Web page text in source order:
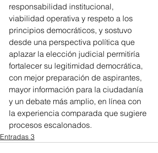
responsabilidad institucional,
viabilidad operativa y respeto a los
principios democráticos, y sostuvo
desde una perspectiva política que
aplazar la elección judicial permitiría
fortalecer su legitimidad democrática,
con mejor preparación de aspirantes,
mayor información para la ciudadanía
y un debate más amplio, en línea con
la experiencia comparada que sugiere
procesos escalonados.
Entradas 3